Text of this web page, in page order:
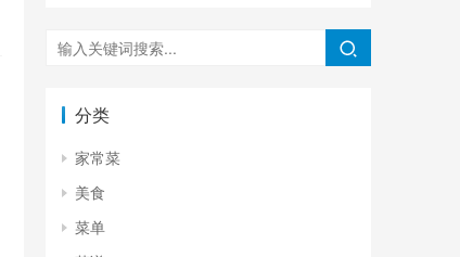
分类
家常菜
美食
菜单